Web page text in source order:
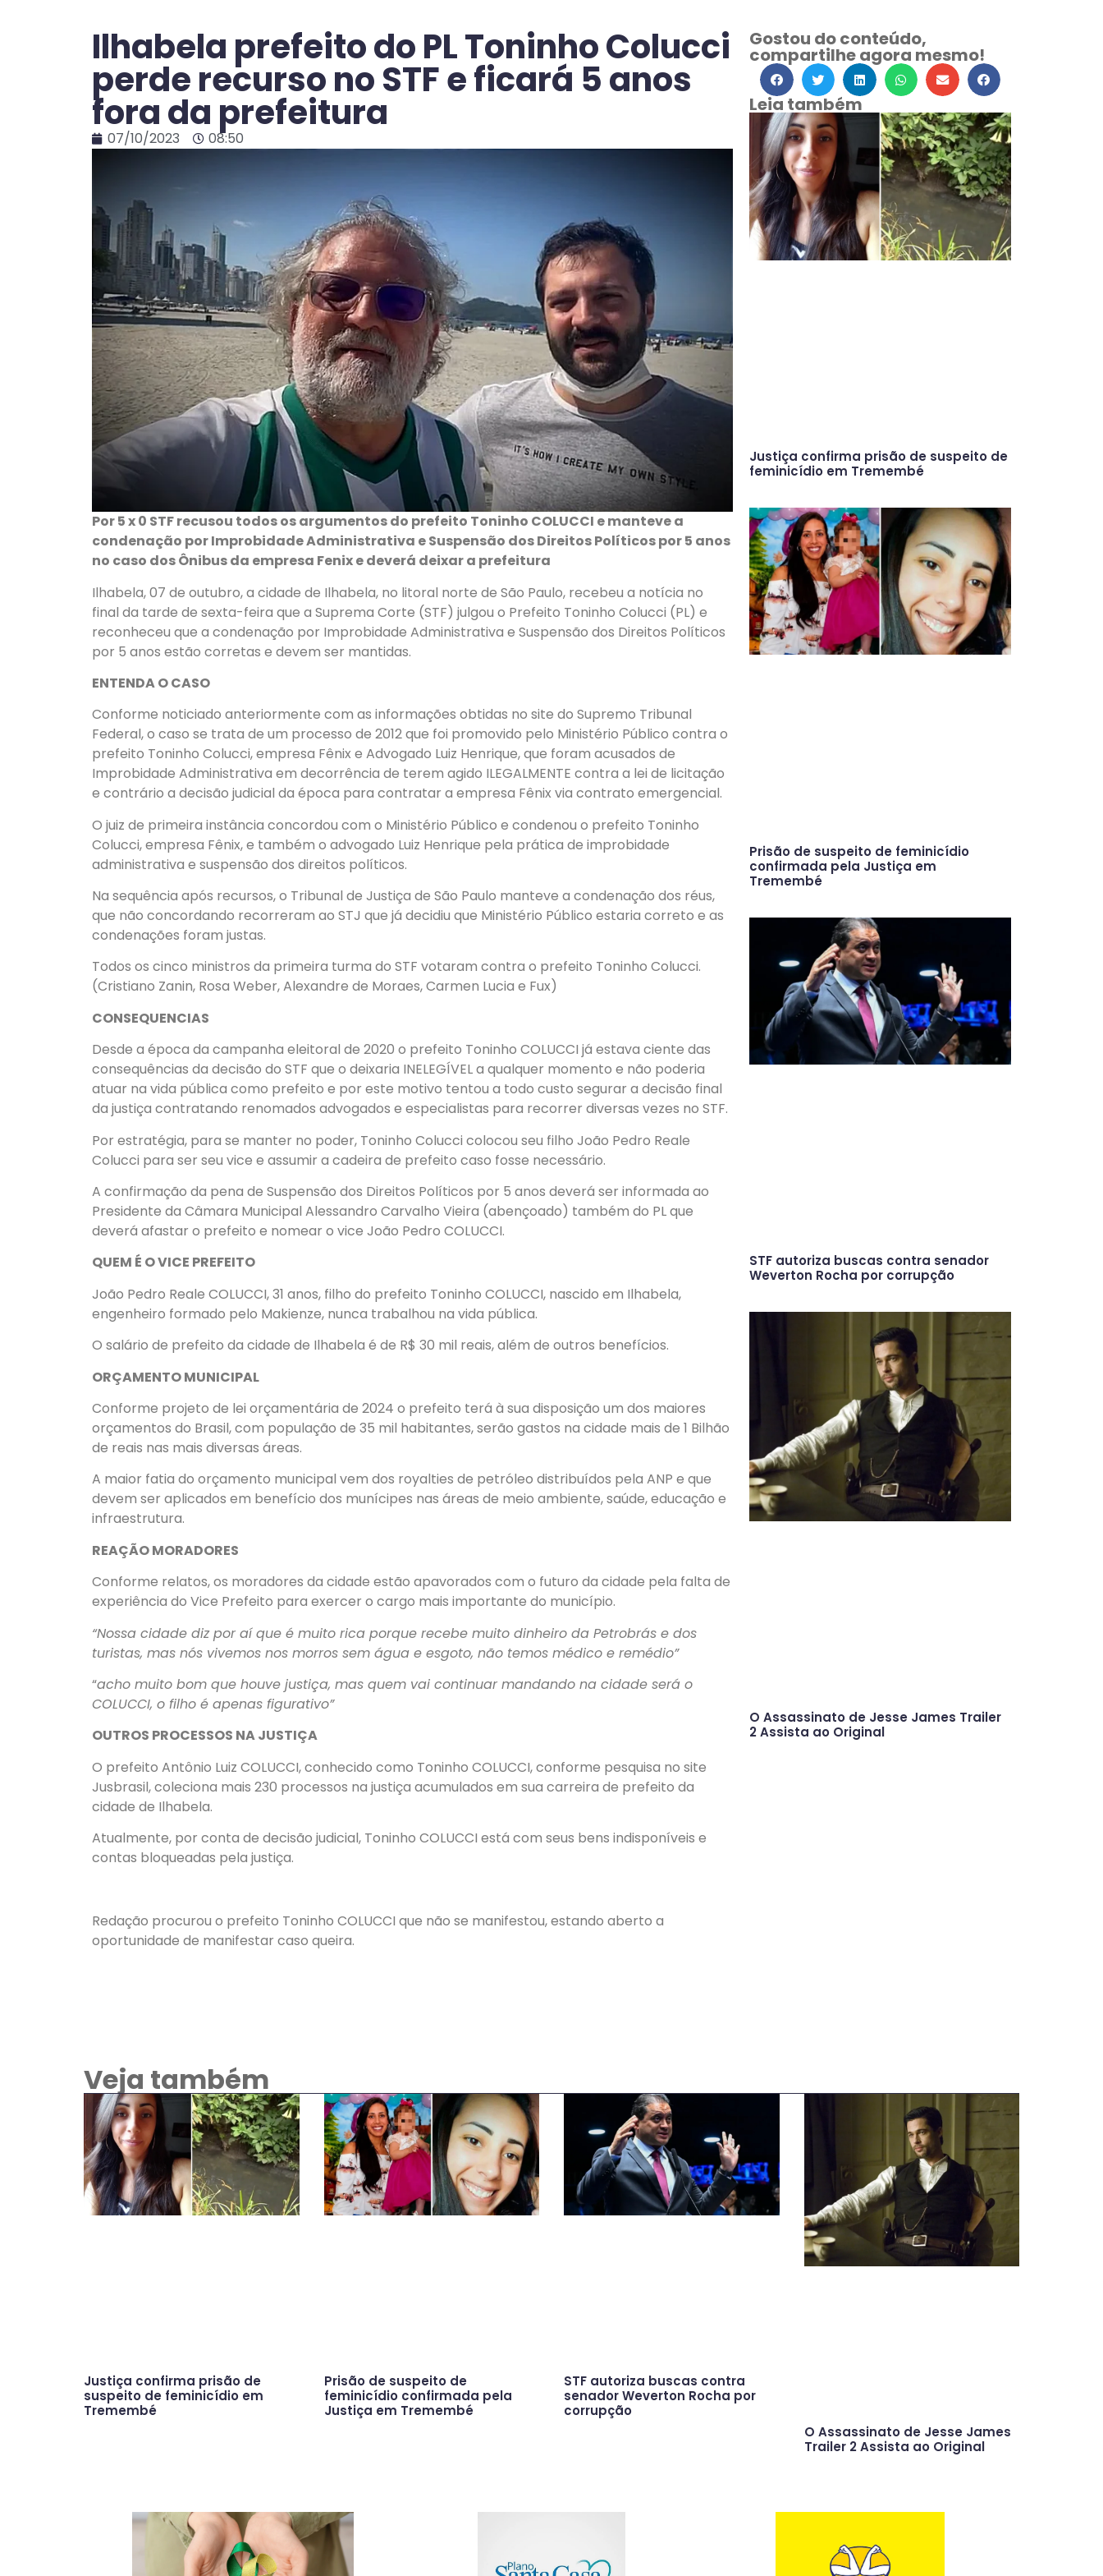
Ilhabela prefeito do PL Toninho Colucci
perde recurso no STF e ficará 5 anos
fora da prefeitura
07/10/2023 08:50
Por 5 x 0 STF recusou todos os argumentos do prefeito Toninho COLUCCI e manteve a
condenação por Improbidade Administrativa e Suspensão dos Direitos Políticos por 5 anos
no caso dos Ônibus da empresa Fenix e deverá deixar a prefeitura
Ilhabela, 07 de outubro, a cidade de Ilhabela, no litoral norte de São Paulo, recebeu a notícia no
final da tarde de sexta-feira que a Suprema Corte (STF) julgou o Prefeito Toninho Colucci (PL) e
reconheceu que a condenação por Improbidade Administrativa e Suspensão dos Direitos Políticos
por 5 anos estão corretas e devem ser mantidas.
ENTENDA O CASO
Conforme noticiado anteriormente com as informações obtidas no site do Supremo Tribunal
Federal, o caso se trata de um processo de 2012 que foi promovido pelo Ministério Público contra o
prefeito Toninho Colucci, empresa Fênix e Advogado Luiz Henrique, que foram acusados de
Improbidade Administrativa em decorrência de terem agido ILEGALMENTE contra a lei de licitação
e contrário a decisão judicial da época para contratar a empresa Fênix via contrato emergencial.
O juiz de primeira instância concordou com o Ministério Público e condenou o prefeito Toninho
Colucci, empresa Fênix, e também o advogado Luiz Henrique pela prática de improbidade
administrativa e suspensão dos direitos políticos.
Na sequência após recursos, o Tribunal de Justiça de São Paulo manteve a condenação dos réus,
que não concordando recorreram ao STJ que já decidiu que Ministério Público estaria correto e as
condenações foram justas.
Todos os cinco ministros da primeira turma do STF votaram contra o prefeito Toninho Colucci.
(Cristiano Zanin, Rosa Weber, Alexandre de Moraes, Carmen Lucia e Fux)
CONSEQUENCIAS
Desde a época da campanha eleitoral de 2020 o prefeito Toninho COLUCCI já estava ciente das
consequências da decisão do STF que o deixaria INELEGÍVEL a qualquer momento e não poderia
atuar na vida pública como prefeito e por este motivo tentou a todo custo segurar a decisão final
da justiça contratando renomados advogados e especialistas para recorrer diversas vezes no STF.
Por estratégia, para se manter no poder, Toninho Colucci colocou seu filho João Pedro Reale
Colucci para ser seu vice e assumir a cadeira de prefeito caso fosse necessário.
A confirmação da pena de Suspensão dos Direitos Políticos por 5 anos deverá ser informada ao
Presidente da Câmara Municipal Alessandro Carvalho Vieira (abençoado) também do PL que
deverá afastar o prefeito e nomear o vice João Pedro COLUCCI.
QUEM É O VICE PREFEITO
João Pedro Reale COLUCCI, 31 anos, filho do prefeito Toninho COLUCCI, nascido em Ilhabela,
engenheiro formado pelo Makienze, nunca trabalhou na vida pública.
O salário de prefeito da cidade de Ilhabela é de R$ 30 mil reais, além de outros benefícios.
ORÇAMENTO MUNICIPAL
Conforme projeto de lei orçamentária de 2024 o prefeito terá à sua disposição um dos maiores
orçamentos do Brasil, com população de 35 mil habitantes, serão gastos na cidade mais de 1 Bilhão
de reais nas mais diversas áreas.
A maior fatia do orçamento municipal vem dos royalties de petróleo distribuídos pela ANP e que
devem ser aplicados em benefício dos munícipes nas áreas de meio ambiente, saúde, educação e
infraestrutura.
REAÇÃO MORADORES
Conforme relatos, os moradores da cidade estão apavorados com o futuro da cidade pela falta de
experiência do Vice Prefeito para exercer o cargo mais importante do município.
“Nossa cidade diz por aí que é muito rica porque recebe muito dinheiro da Petrobrás e dos
turistas, mas nós vivemos nos morros sem água e esgoto, não temos médico e remédio”
“acho muito bom que houve justiça, mas quem vai continuar mandando na cidade será o
COLUCCI, o filho é apenas figurativo”
OUTROS PROCESSOS NA JUSTIÇA
O prefeito Antônio Luiz COLUCCI, conhecido como Toninho COLUCCI, conforme pesquisa no site
Jusbrasil, coleciona mais 230 processos na justiça acumulados em sua carreira de prefeito da
cidade de Ilhabela.
Atualmente, por conta de decisão judicial, Toninho COLUCCI está com seus bens indisponíveis e
contas bloqueadas pela justiça.
Redação procurou o prefeito Toninho COLUCCI que não se manifestou, estando aberto a
oportunidade de manifestar caso queira.
Gostou do conteúdo,
compartilhe agora mesmo!
Leia também
Justiça confirma prisão de suspeito de
feminicídio em Tremembé
Prisão de suspeito de feminicídio
confirmada pela Justiça em
Tremembé
STF autoriza buscas contra senador
Weverton Rocha por corrupção
O Assassinato de Jesse James Trailer
2 Assista ao Original
Veja também
Justiça confirma prisão de
suspeito de feminicídio em
Tremembé
Prisão de suspeito de
feminicídio confirmada pela
Justiça em Tremembé
STF autoriza buscas contra
senador Weverton Rocha por
corrupção
O Assassinato de Jesse James
Trailer 2 Assista ao Original